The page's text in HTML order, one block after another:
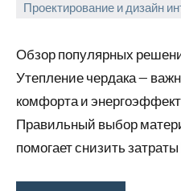
Проектирование и дизайн
u_dachki_ru
Обзор популярных
Утепление чердака —
комфорта и
Правильный выбор
помогает снизить